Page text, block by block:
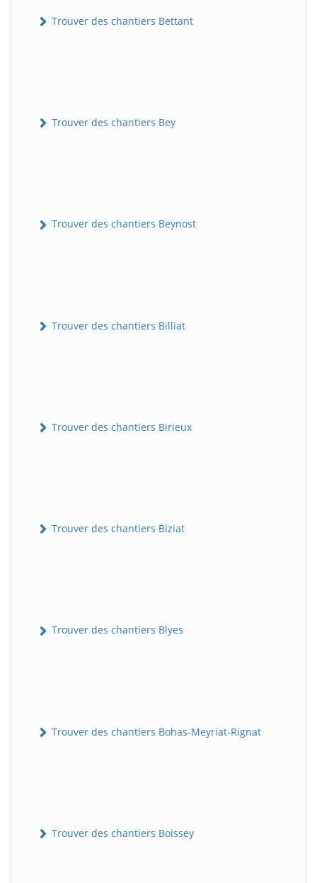
Trouver des chantiers Bettant
Trouver des chantiers Bey
Trouver des chantiers Beynost
Trouver des chantiers Billiat
Trouver des chantiers Birieux
Trouver des chantiers Biziat
Trouver des chantiers Blyes
Trouver des chantiers Bohas-Meyriat-Rignat
Trouver des chantiers Boissey